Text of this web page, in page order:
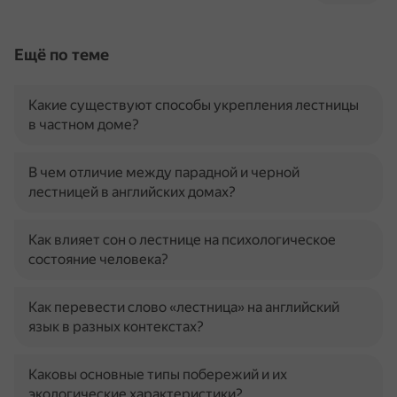
Ещё по теме
Какие существуют способы укрепления лестницы
в частном доме?
В чем отличие между парадной и черной
лестницей в английских домах?
Как влияет сон о лестнице на психологическое
состояние человека?
Как перевести слово «лестница» на английский
язык в разных контекстах?
Каковы основные типы побережий и их